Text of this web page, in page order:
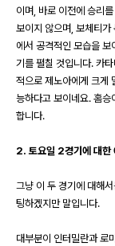
이며 바로 이전에 승리
보이지 않으며 보체티가
에서 공격적인 모습을 보
기를 펼칠 것입니다. 카
적으로 제노아에게 크게
능하다고 보이네요. 홈승
합니다.
2. 토요일 2경기에 대한
그냥 이 두 경기에 대해
팅하겠지만 말입니다.
대부분이 인터밀란과 로